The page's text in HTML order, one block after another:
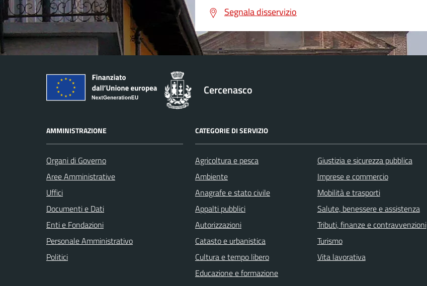
Segnala disservizio
Cercenasco
AMMINISTRAZIONE
Organi di Governo
Aree Amministrative
Uffici
Documenti e Dati
Enti e Fondazioni
Personale Amministrativo
Politici
CATEGORIE DI SERVIZIO
Agricoltura e pesca
Ambiente
Anagrafe e stato civile
Appalti pubblici
Autorizzazioni
Catasto e urbanistica
Cultura e tempo libero
Educazione e formazione
Giustizia e sicurezza pubblica
Imprese e commercio
Mobilità e trasporti
Salute, benessere e assistenza
Tributi, finanze e contravvenzioni
Turismo
Vita lavorativa